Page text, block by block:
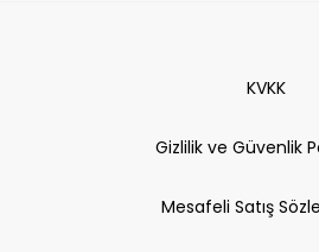
KVKK
Gizlilik ve Güvenlik
Mesafeli Satış